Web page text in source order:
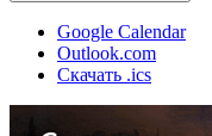
Google Calendar
Outlook.com
Скачать .ics